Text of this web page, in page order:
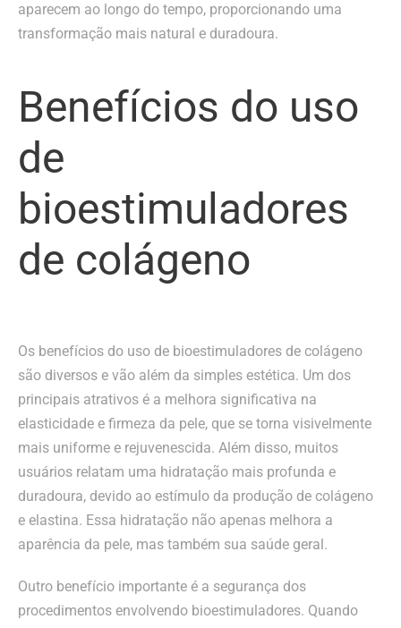
aparecem ao longo do tempo, proporcionando uma
transformação mais natural e duradoura.
Benefícios do uso
de
bioestimuladores
de colágeno
Os benefícios do uso de bioestimuladores de colágeno
são diversos e vão além da simples estética. Um dos
principais atrativos é a melhora significativa na
elasticidade e firmeza da pele, que se torna visivelmente
mais uniforme e rejuvenescida. Além disso, muitos
usuários relatam uma hidratação mais profunda e
duradoura, devido ao estímulo da produção de colágeno
e elastina. Essa hidratação não apenas melhora a
aparência da pele, mas também sua saúde geral.
Outro benefício importante é a segurança dos
procedimentos envolvendo bioestimuladores. Quando